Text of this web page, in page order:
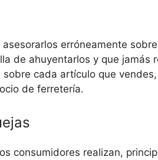
erróneamente
de ahuyentarlos y que jamás
cada artículo que
de ferretería.
consumidores realizan,